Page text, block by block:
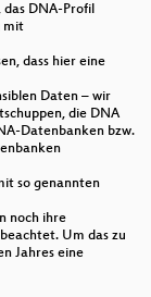
DNA-Profil
mit
dass hier eine
Daten – wir
die DNA
Datenbanken bzw.
so genannten
noch ihre
Um das zu
Jahres eine